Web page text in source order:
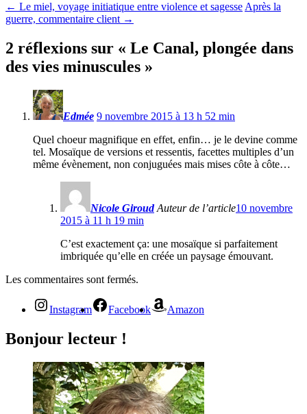
← Le miel, voyage initiatique entre violence et sagesse Après la
guerre, commentaire client →
2 réflexions sur « Le Canal, plongée dans
des vies minuscules »
Edmée 9 novembre 2015 à 13 h 52 min
Quel choeur magnifique en effet, enfin… je le devine comme
tel. Mosaïque de versions et ressentis, facettes multiples d’un
même évènement, non conjuguées mais mises côte à côte…
Nicole Giroud Auteur de l’article10 novembre
2015 à 11 h 19 min
C’est exactement ça: une mosaïque si parfaitement
imbriquée qu’elle en créée un paysage émouvant.
Les commentaires sont fermés.
Instagram Facebook Amazon
Bonjour lecteur !